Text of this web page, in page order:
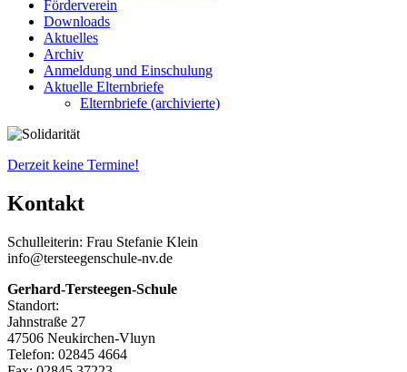
Förderverein
Downloads
Aktuelles
Archiv
Anmeldung und Einschulung
Aktuelle Elternbriefe
Elternbriefe (archivierte)
Derzeit keine Termine!
Kontakt
Schulleiterin: Frau Stefanie Klein
info@tersteegenschule-nv.de
Gerhard-Tersteegen-Schule
Standort:
Jahnstraße 27
47506 Neukirchen-Vluyn
Telefon: 02845 4664